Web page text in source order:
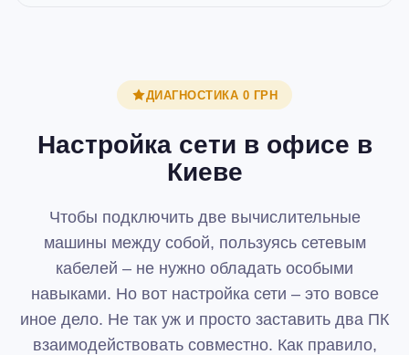
ДИАГНОСТИКА 0 ГРН
Настройка сети в офисе в
Киеве
Чтобы подключить две вычислительные
машины между собой, пользуясь сетевым
кабелей – не нужно обладать особыми
навыками. Но вот настройка сети – это вовсе
иное дело. Не так уж и просто заставить два ПК
взаимодействовать совместно. Как правило,